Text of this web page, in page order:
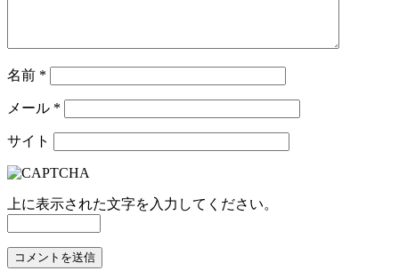
名前 *
メール *
サイト
上に表示された文字を入力してください。